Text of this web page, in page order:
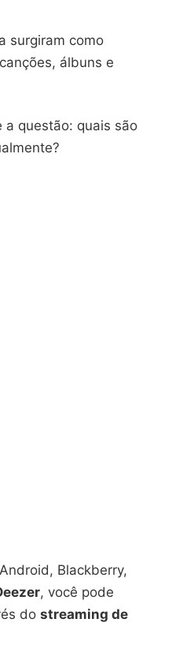
surgiram como
álbuns e
a questão: quais são
Blackberry,
, você pode
do streaming de